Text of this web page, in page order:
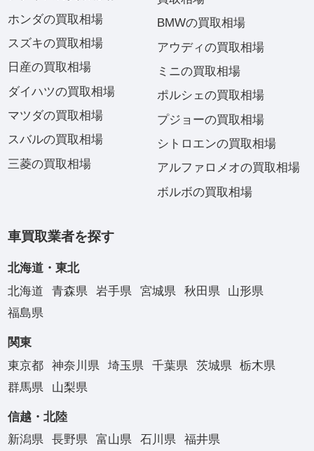
ホンダの買取相場
スズキの買取相場
日産の買取相場
ダイハツの買取相場
マツダの買取相場
スバルの買取相場
三菱の買取相場
BMWの買取相場
アウディの買取相場
ミニの買取相場
ポルシェの買取相場
プジョーの買取相場
シトロエンの買取相場
アルファロメオの買取相場
ボルボの買取相場
車買取業者を探す
北海道・東北
北海道
青森県 岩手県 宮城県 秋田県
山形県
福島県
関東
東京都
神奈川県 埼玉県 千葉県 茨城県
栃木県
群馬県
山梨県
信越・北陸
新潟県
長野県 富山県 石川県 福井県